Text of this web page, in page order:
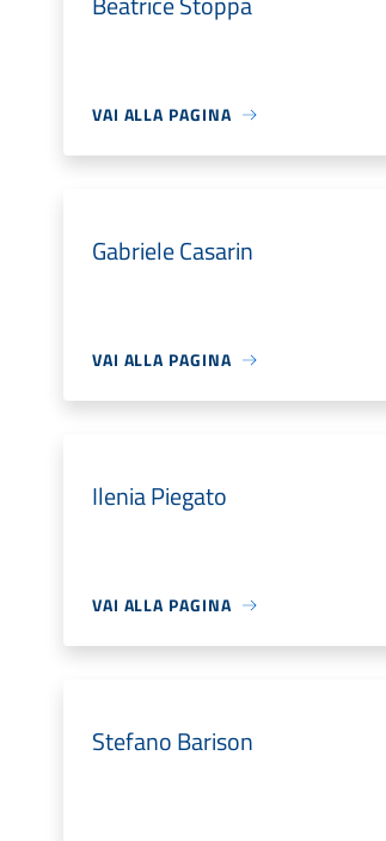
VAI ALLA PAGINA
Gabriele Casarin
VAI ALLA PAGINA
Ilenia Piegato
VAI ALLA PAGINA
Stefano Barison